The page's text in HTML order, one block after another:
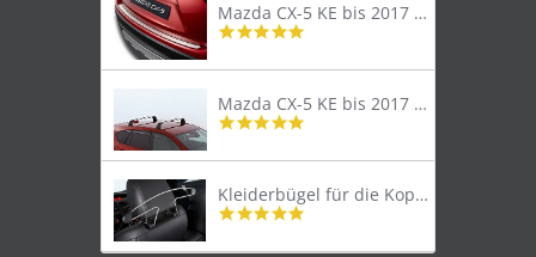
Mazda CX-5 KE bis 2017 Trittschutzleiste Edelstahl original
4.8
rating
Mazda CX-5 KE bis 2017 Lastenträger Dachträger
4.9
rating
Kleiderbügel für die Kopfstütze
4.9